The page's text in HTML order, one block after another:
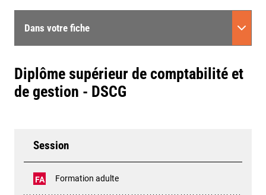
Dans votre fiche
Diplôme supérieur de comptabilité et
de gestion - DSCG
Session
FA Formation adulte